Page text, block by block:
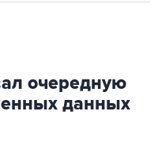
очередную
данных